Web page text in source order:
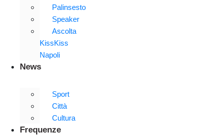
Palinsesto
Speaker
Ascolta
KissKiss
Napoli
News
Sport
Città
Cultura
Frequenze